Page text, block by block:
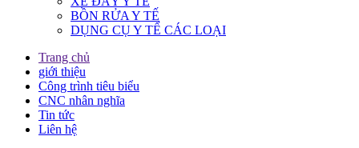
BỒN RỬA Y TẾ
DỤNG CỤ Y TẾ CÁC LOẠI
Trang chủ
giới thiệu
Công trình tiêu biểu
CNC nhân nghĩa
Tin tức
Liên hệ